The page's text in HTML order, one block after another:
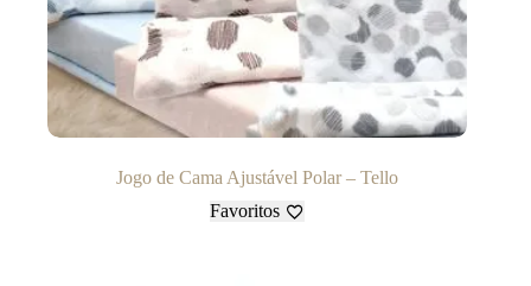
Jogo de Cama Ajustável Polar – Tello
Favoritos